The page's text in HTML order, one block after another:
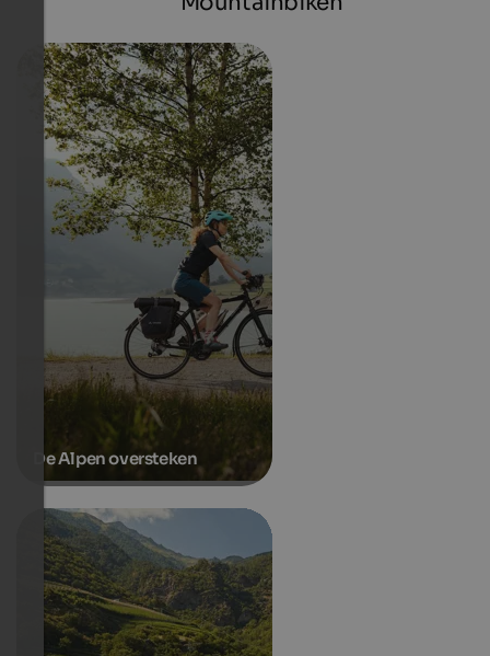
De Alpen oversteken